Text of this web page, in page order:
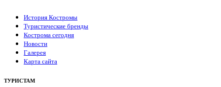
История Костромы
Туристические бренды
Кострома сегодня
Новости
Галерея
Карта сайта
ТУРИСТАМ